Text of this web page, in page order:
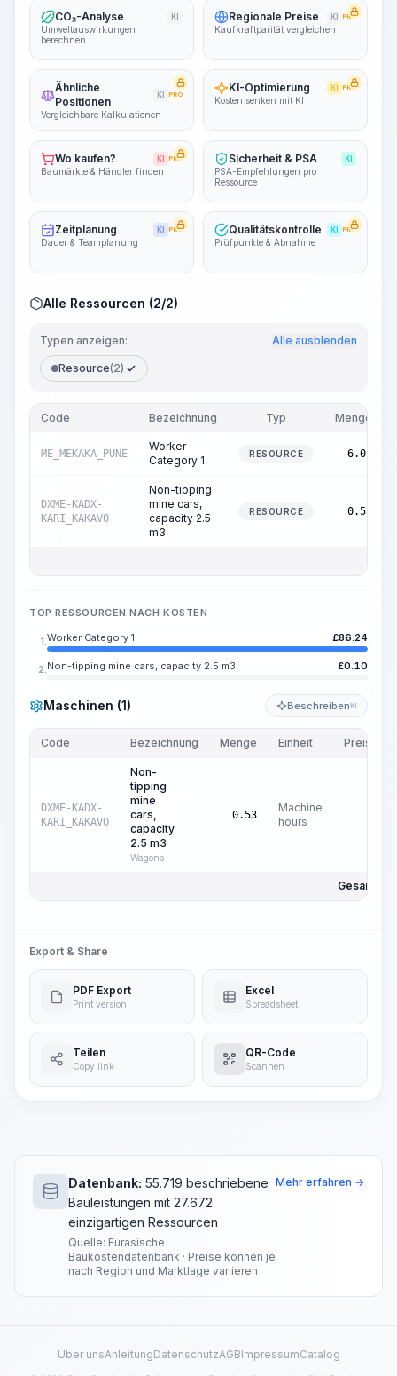
CO₂-Analyse KI
Umweltauswirkungen
berechnen
Regionale Preise KI PRO
Kaufkraftparität vergleichen
Ähnliche
Positionen
KI PRO
Vergleichbare Kalkulationen
KI-Optimierung KI PRO
Kosten senken mit KI
Wo kaufen? KI PRO
Baumärkte & Händler finden
Sicherheit & PSA KI
PSA-Empfehlungen pro
Ressource
Zeitplanung KI PRO
Dauer & Teamplanung
Qualitätskontrolle KI PRO
Prüfpunkte & Abnahme
Alle Ressourcen (2/2)
Typen anzeigen: Alle ausblenden
Resource(2)
Code Bezeichnung Typ Menge
ME_MEKAKA_PUNE
Worker
Category 1
RESOURCE 6.01
DXME-KADX-
KARI_KAKAVO
Non-tipping
mine cars,
capacity 2.5
m3
RESOURCE 0.53
TOP RESSOURCEN NACH KOSTEN
1. Worker Category 1 £86.24
2. Non-tipping mine cars, capacity 2.5 m3 £0.10
Maschinen (1) Beschreiben KI
Code Bezeichnung Menge Einheit Preis/
DXME-KADX-
KARI_KAKAVO
Non-
tipping
mine
cars,
capacity
2.5 m3
Wagons
0.53
Machine
hours
Export & Share
PDF Export
Print version
Excel
Spreadsheet
Teilen
Copy link
QR-Code
Scannen
Datenbank: 55.719 beschriebene
Bauleistungen mit 27.672
einzigartigen Ressourcen
Quelle: Eurasische
Baukostendatenbank · Preise können je
nach Region und Marktlage variieren
Mehr erfahren →
Über unsAnleitungDatenschutzAGBImpressumCatalog